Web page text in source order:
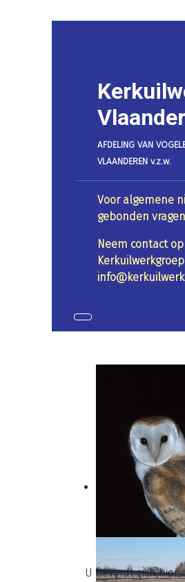
AFDELING VAN
VLAANDEREN v.z.w.
Voor algemene
gebonden
Neem contact
U bevindt zich hier: